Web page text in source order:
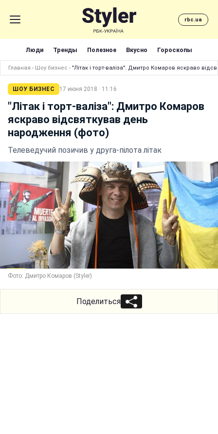
rbc.ua
Люди Тренды Полезное Вкусно Гороскопы
Главная › Шоу бизнес › "Літак і торт-валіза": Дмитро Комаров яскраво
ШОУ БИЗНЕС 17 июня 2018 · 11:16
"Літак і торт-валіза": Дмитро Комаров
яскраво відсвяткував день
народження (фото)
Телеведучий позичив у друга-пілота літак
Фото: Дмитро Комаров (Styler)
Поделиться